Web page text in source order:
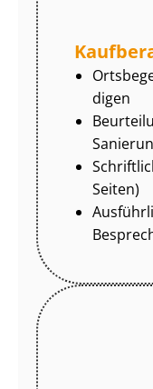
di­gen
Seiten)